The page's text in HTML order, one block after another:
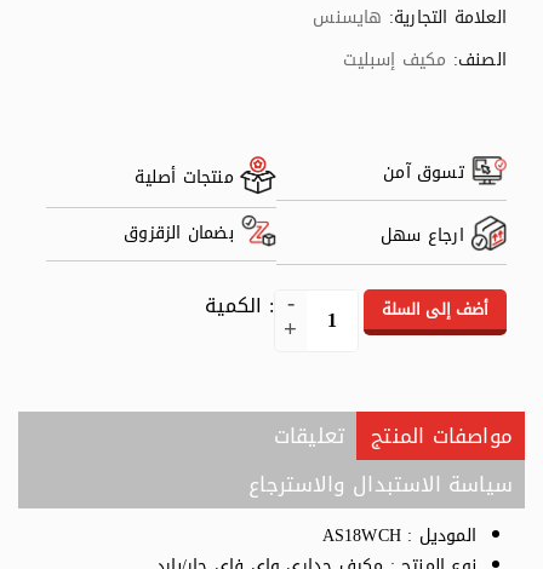
العلامة التجارية: هايسنس
الصنف: مكيف إسبليت
تسوق آمن
منتجات أصلية
ارجاع سهل
بضمان الزقزوق
: الكمية أضف إلى السلة
مواصفات المنتج
تعليقات
سياسة الاستبدال والاسترجاع
الموديل : AS18WCH